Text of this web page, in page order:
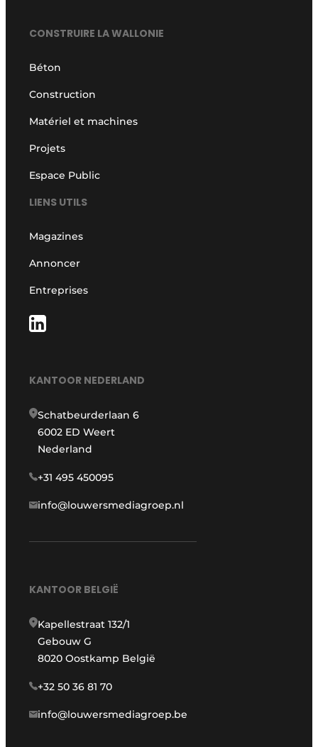
CONSTRUIRE LA WALLONIE
Béton
Construction
Matériel et machines
Projets
Espace Public
LIENS UTILS
Magazines
Annoncer
Entreprises
KANTOOR NEDERLAND
Schatbeurderlaan 6
6002 ED Weert
Nederland
+31 495 450095
info@louwersmediagroep.nl
KANTOOR BELGIË
Kapellestraat 132/1
Gebouw G
8020 Oostkamp België
+32 50 36 81 70
info@louwersmediagroep.be